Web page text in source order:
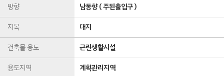
방향
남동향 ( 주된출입구 )
지목
대지
건축물 용도
근린생활시설
용도지역
계획관리지역